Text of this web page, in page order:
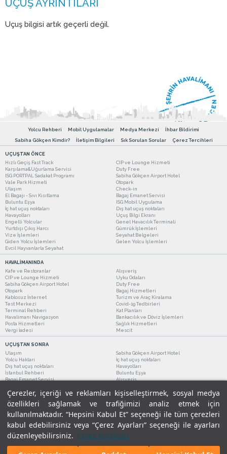
Çerezler, içeriği ve reklamları kişiselleştirmek, sosyal medya
özellikleri sağlamak ve trafiğimizi analiz etmek için
kullanılmaktadır. “Hepsini Kabul Et” seçeneği ile tüm çerezleri
kabul edebilirsiniz veya “Çerez Ayarları” seçeneği ile ayarları
düzenleyebilirsiniz. Çerez Politikası
Uçuş bilgisi artık geçerli değil.
Yolcu Rehberi Mobil Uygulamalar Medya Merkezi
İhbar Bildirimi
Sabiha Gökçen Kimdir?
İletişim Bilgileri Sık Sorulan Sorular Çerez Tercihleri
UÇUŞTAN ÖNCE
Hızlı Geçiş Fast Track
CIP ve Lounge Hizmeti
Karşılama&Uğurlama Servisi
Duty Free
ISG PORTPAL Sadakat Programı
Sabiha Gökçen Airport Hotel
Vale Park Hizmeti
Otopark
Ulaşım
Check-in
El Bagajı - Sıvı Kısıtlama
Bagaj Emanet Servisi
Buluntu Eşya
ISG Mobil Uygulama
İç hat uçuş noktaları
Dış hat uçuş noktaları
Havayolları
Uçuş Bilgi Ekranı
Engelli Yolcular
Genel Havacılık Terminali
Yurtdışı Çıkış Harcı
Gümrük İşlemleri
Vize İşlemleri
Seyahat Belgeleri
Giden Yolcu İşlemleri
Gelen Yolcu İşlemleri
Evcil Hayvanlarla Seyahat
HAVALİMANINDA
Kafe ve Restoranlar
Alışveriş
CIP ve Lounge Hizmeti
Uyku Odaları
Sabiha Gökçen Airport Hotel
Duty Free
Otopark
Bagaj Hizmetleri
Kablosuz İnternet
Turizm ve Araç Kiralama
Test Merkezi
Covid-19 Tedbirleri
Terminal Rehberi
Kat Planları
Havalimanı Navigasyon
Bankacılık ve Döviz İşlemleri
Posta Hizmetleri
Sağlık Hizmetleri
Vergi İadesi
Mescit
UÇUŞTAN SONRA
Ulaşım
Sabiha Gökçen Airport Hotel
Yolcu Hakları
İç hat uçuş noktaları
Dış hat uçuş noktaları
Havayolları
İstanbul Rehberi
Buluntu Eşya
Bagaj Emanet Servisi
Alışveriş